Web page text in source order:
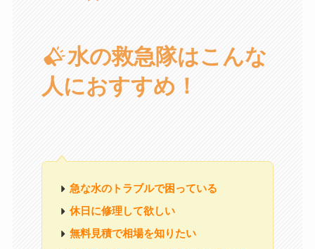
水の救急隊はこんな
人におすすめ！
急な水のトラブルで困っている
休日に修理して欲しい
無料見積で相場を知りたい